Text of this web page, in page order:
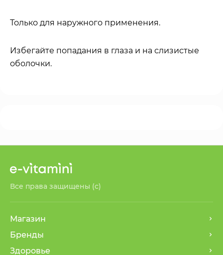
Только для наружного применения.
Избегайте попадания в глаза и на слизистые
оболочки.
Все права защищены (с)
Магазин
Бренды
Здоровье